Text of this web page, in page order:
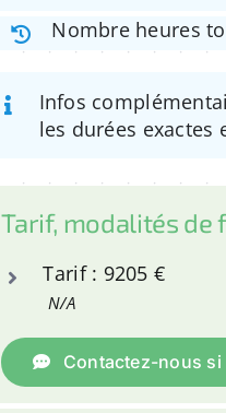
Nombre heures
Infos
les durées
Tarif, modalités de
Tarif : 9205 €
N/A
Contactez-nous